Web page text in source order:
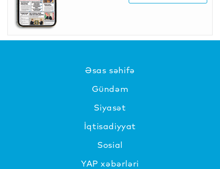
Əsas səhifə
Gündəm
Siyasət
İqtisadiyyat
Sosial
YAP xəbərləri